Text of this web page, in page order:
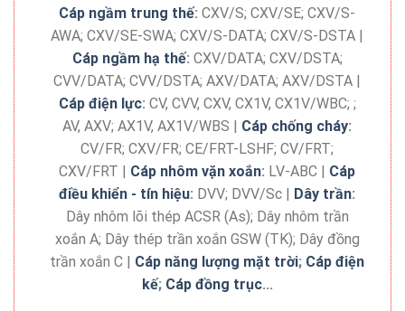
Cáp ngầm trung thế: CXV/S; CXV/SE; CXV/S-
AWA; CXV/SE-SWA; CXV/S-DATA; CXV/S-DSTA |
Cáp ngầm hạ thế: CXV/DATA; CXV/DSTA;
CVV/DATA; CVV/DSTA; AXV/DATA; AXV/DSTA |
Cáp điện lực: CV, CVV, CXV, CX1V, CX1V/WBC; ;
AV, AXV; AX1V, AX1V/WBS | Cáp chống cháy:
CV/FR; CXV/FR; CE/FRT-LSHF; CV/FRT;
CXV/FRT | Cáp nhôm vặn xoắn: LV-ABC | Cáp
điều khiển - tín hiệu: DVV; DVV/Sc | Dây trần:
Dây nhôm lõi thép ACSR (As); Dây nhôm trần
xoắn A; Dây thép trần xoắn GSW (TK); Dây đồng
trần xoắn C | Cáp năng lượng mặt trời; Cáp điện
kế; Cáp đồng trục...